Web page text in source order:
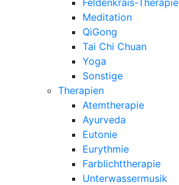
Meditation
QiGong
Tai Chi Chuan
Yoga
Sonstige
Therapien
Atemtherapie
Ayurveda
Eutonie
Eurythmie
Farblichttherapie
Unterwassermusik